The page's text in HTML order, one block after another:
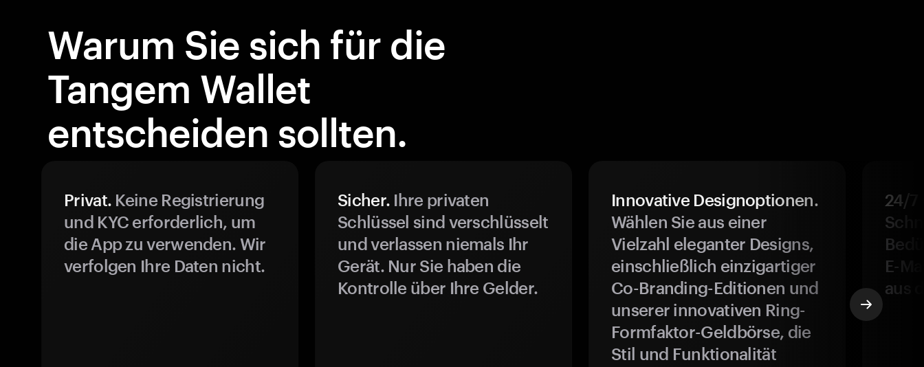
Warum Sie sich für die
Tangem Wallet
entscheiden sollten.
Privat. Keine Registrierung
und KYC erforderlich, um
die App zu verwenden. Wir
verfolgen Ihre Daten nicht.
Sicher. Ihre privaten
Schlüssel sind verschlüsselt
und verlassen niemals Ihr
Gerät. Nur Sie haben die
Kontrolle über Ihre Gelder.
Innovative Designoptionen.
Wählen Sie aus einer
Vielzahl eleganter Designs,
einschließlich einzigartiger
Co-Branding-Editionen und
unserer innovativen Ring-
Formfaktor-Geldbörse, die
Stil und Funktionalität
24/7
E-
aus